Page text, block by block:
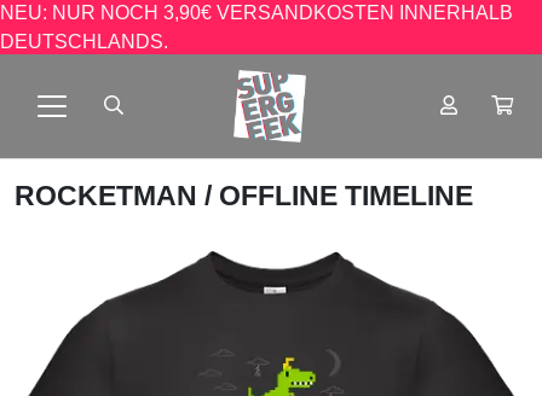
NEU: NUR NOCH 3,90€ VERSANDKOSTEN INNERHALB
DEUTSCHLANDS.
ROCKETMAN / OFFLINE TIMELINE